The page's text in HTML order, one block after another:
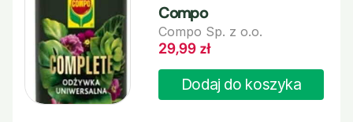
Compo
Compo Sp. z o.o.
29,99zł
Dodaj do koszyka